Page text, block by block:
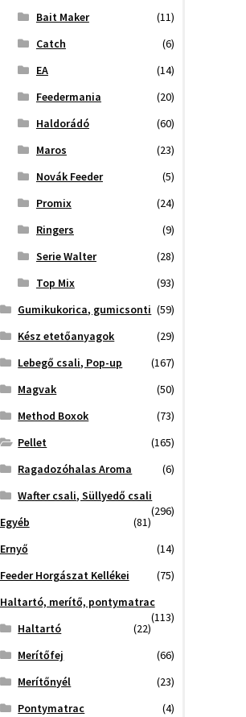
Bait Maker
(11)
Catch
(6)
EA
(14)
Feedermania
(20)
Haldorádó
(60)
Maros
(23)
Novák Feeder
(5)
Promix
(24)
Ringers
(9)
Serie Walter
(28)
Top Mix
(93)
Gumikukorica, gumicsonti (59)
Kész etetőanyagok
(29)
Lebegő csali, Pop-up
(167)
Magvak
(50)
Method Boxok
(73)
Pellet
(165)
Ragadozóhalas Aroma
(6)
Wafter csali, Süllyedő csali
(296)
Egyéb
(81)
Ernyő
(14)
Feeder Horgászat Kellékei
(75)
Haltartó, merítő, pontymatrac
(113)
Haltartó
(22)
Merítőfej
(66)
Merítőnyél
(23)
Pontymatrac
(4)